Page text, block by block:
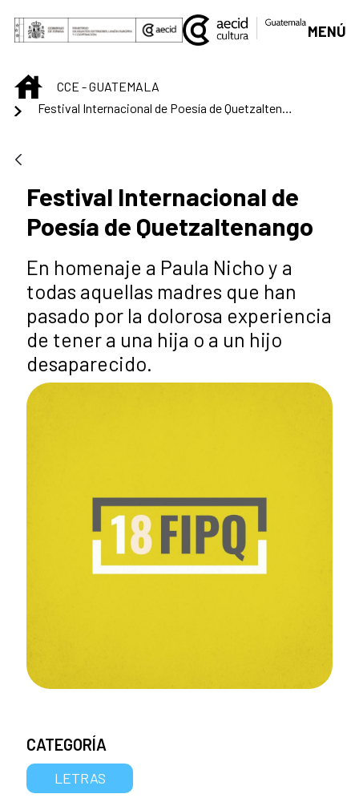
Saltar al contenido principal
MENÚ
INICIOCCE - GUATEMALA
Festival Internacional de
Poesía de Quetzaltenango
En homenaje a Paula Nicho y a
todas aquellas madres que han
pasado por la dolorosa experiencia
de tener a una hija o a un hijo
desaparecido.
CATEGORÍA
LETRAS